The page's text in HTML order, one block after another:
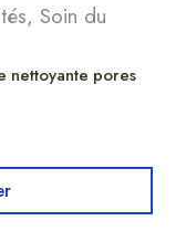
, Soin du
nettoyante pores